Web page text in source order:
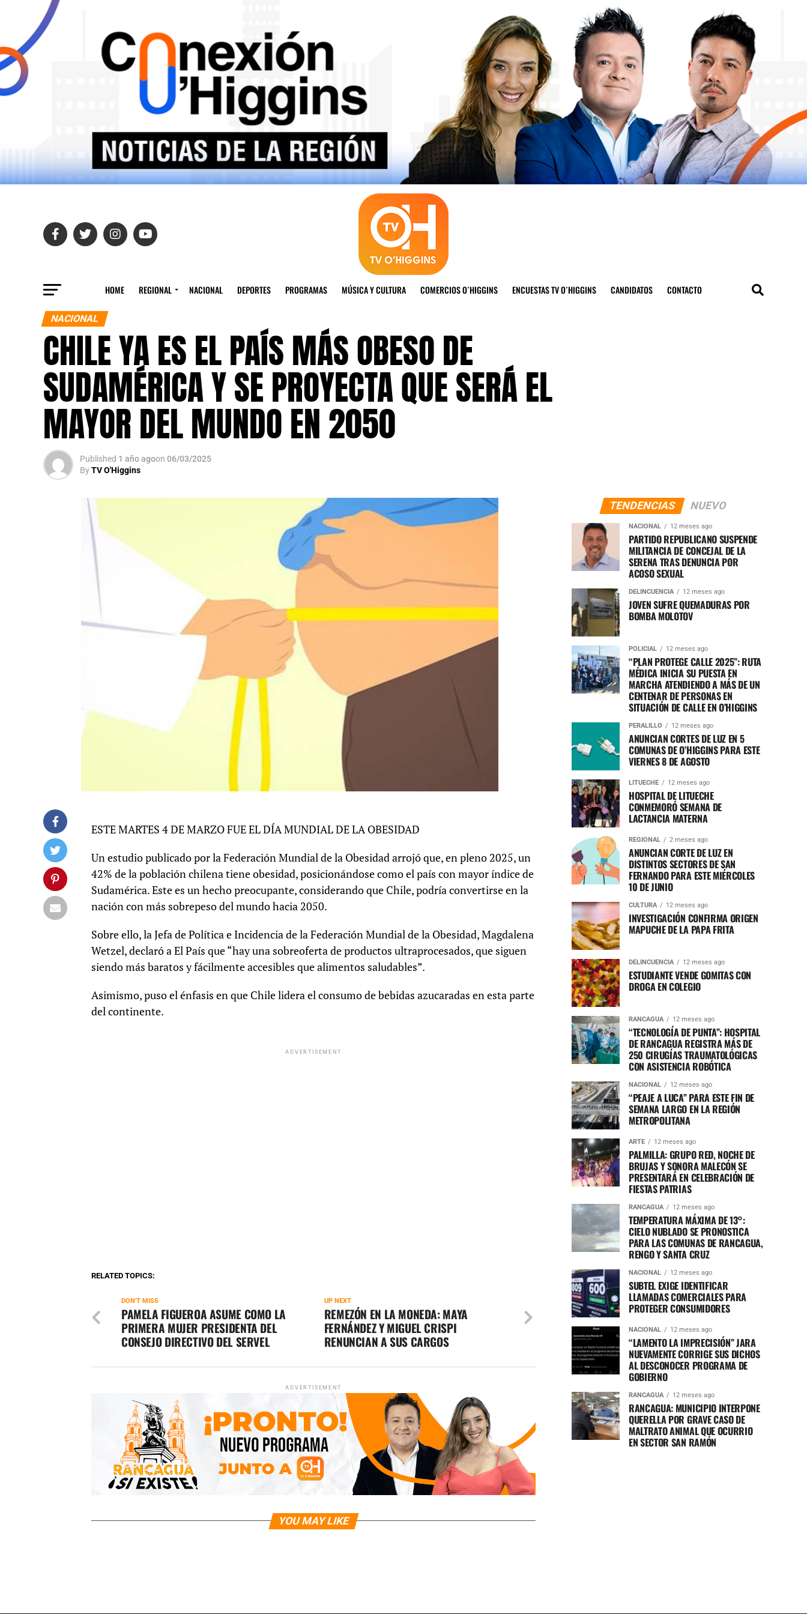
HOME REGIONAL NACIONAL DEPORTES PROGRAMAS MÚSICA Y CULTURA COMERCIOS O´HIGGINS ENCUESTAS TV O´HIGGINS CANDIDATOS CONTACTO
NACIONAL
CHILE YA ES EL PAÍS MÁS OBESO DE
SUDAMÉRICA Y SE PROYECTA QUE SERÁ EL
MAYOR DEL MUNDO EN 2050
Published 1 año agoon 06/03/2025
ByTV O'Higgins
ESTE MARTES 4 DE MARZO FUE EL DÍA MUNDIAL DE LA OBESIDAD
Un estudio publicado por la Federación Mundial de la Obesidad arrojó que, en pleno 2025, un
42% de la población chilena tiene obesidad, posicionándose como el país con mayor índice de
Sudamérica. Este es un hecho preocupante, considerando que Chile, podría convertirse en la
nación con más sobrepeso del mundo hacia 2050.
Sobre ello, la Jefa de Política e Incidencia de la Federación Mundial de la Obesidad, Magdalena
Wetzel, declaró a El País que “hay una sobreoferta de productos ultraprocesados, que siguen
siendo más baratos y fácilmente accesibles que alimentos saludables”.
Asimismo, puso el énfasis en que Chile lidera el consumo de bebidas azucaradas en esta parte
del continente.
ADVERTISEMENT
RELATED TOPICS:
UP NEXT
REMEZÓN EN LA MONEDA: MAYA
FERNÁNDEZ Y MIGUEL CRISPI
RENUNCIAN A SUS CARGOS
DON'T MISS
PAMELA FIGUEROA ASUME COMO LA
PRIMERA MUJER PRESIDENTA DEL
CONSEJO DIRECTIVO DEL SERVEL
ADVERTISEMENT
YOU MAY LIKE
TENDENCIAS NUEVO
NACIONAL 12 meses ago
PARTIDO REPUBLICANO SUSPENDE
MILITANCIA DE CONCEJAL DE LA
SERENA TRAS DENUNCIA POR
ACOSO SEXUAL
DELINCUENCIA 12 meses ago
JOVEN SUFRE QUEMADURAS POR
BOMBA MOLOTOV
POLICIAL 12 meses ago
“PLAN PROTEGE CALLE 2025”: RUTA
MÉDICA INICIA SU PUESTA EN
MARCHA ATENDIENDO A MÁS DE UN
CENTENAR DE PERSONAS EN
SITUACIÓN DE CALLE EN O’HIGGINS
PERALILLO 12 meses ago
ANUNCIAN CORTES DE LUZ EN 5
COMUNAS DE O’HIGGINS PARA ESTE
VIERNES 8 DE AGOSTO
LITUECHE 12 meses ago
HOSPITAL DE LITUECHE
CONMEMORÓ SEMANA DE
LACTANCIA MATERNA
REGIONAL 2 meses ago
ANUNCIAN CORTE DE LUZ EN
DISTINTOS SECTORES DE SAN
FERNANDO PARA ESTE MIÉRCOLES
10 DE JUNIO
CULTURA 12 meses ago
INVESTIGACIÓN CONFIRMA ORIGEN
MAPUCHE DE LA PAPA FRITA
DELINCUENCIA 12 meses ago
ESTUDIANTE VENDE GOMITAS CON
DROGA EN COLEGIO
RANCAGUA 12 meses ago
“TECNOLOGÍA DE PUNTA”: HOSPITAL
DE RANCAGUA REGISTRA MÁS DE
250 CIRUGÍAS TRAUMATOLÓGICAS
CON ASISTENCIA ROBÓTICA
NACIONAL 12 meses ago
“PEAJE A LUCA” PARA ESTE FIN DE
SEMANA LARGO EN LA REGIÓN
METROPOLITANA
ARTE 12 meses ago
PALMILLA: GRUPO RED, NOCHE DE
BRUJAS Y SONORA MALECÓN SE
PRESENTARÁ EN CELEBRACIÓN DE
FIESTAS PATRIAS
RANCAGUA 12 meses ago
TEMPERATURA MÁXIMA DE 13°:
CIELO NUBLADO SE PRONOSTICA
PARA LAS COMUNAS DE RANCAGUA,
RENGO Y SANTA CRUZ
NACIONAL 12 meses ago
SUBTEL EXIGE IDENTIFICAR
LLAMADAS COMERCIALES PARA
PROTEGER CONSUMIDORES
NACIONAL 12 meses ago
“LAMENTO LA IMPRECISIÓN” JARA
NUEVAMENTE CORRIGE SUS DICHOS
AL DESCONOCER PROGRAMA DE
GOBIERNO
RANCAGUA 12 meses ago
RANCAGUA: MUNICIPIO INTERPONE
QUERELLA POR GRAVE CASO DE
MALTRATO ANIMAL QUE OCURRIO
EN SECTOR SAN RAMÓN